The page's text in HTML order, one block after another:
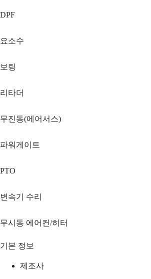
DPF
요소수
보링
리타더
무진동(에어서스)
파워게이트
PTO
변속기 수리
무시동 에어컨/히터
기본 정보
제조사